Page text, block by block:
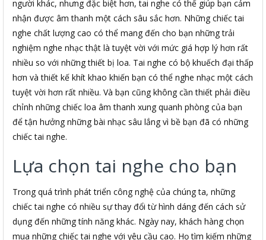
người khác, nhưng đặc biệt hơn, tai nghe có thể giúp bạn cảm
nhận được âm thanh một cách sâu sắc hơn. Những chiếc tai
nghe chất lượng cao có thể mang đến cho bạn những trải
nghiệm nghe nhạc thật là tuyệt vời với mức giá hợp lý hơn rất
nhiều so với những thiết bị loa. Tai nghe có bộ khuếch đại thấp
hơn và thiết kế khít khao khiến bạn có thể nghe nhạc một cách
tuyệt vời hơn rất nhiều. Và bạn cũng không cần thiết phải điều
chỉnh những chiếc loa âm thanh xung quanh phòng của bạn
để tận hưởng những bài nhạc sâu lắng vì bề bạn đã có những
chiếc tai nghe.
Lựa chọn tai nghe cho bạn
Trong quá trình phát triển công nghệ của chúng ta, những
chiếc tai nghe có nhiều sự thay đổi từ hình dáng đến cách sử
dụng đến những tính năng khác. Ngày nay, khách hàng chọn
mua những chiếc tai nghe với yêu cầu cao. Họ tìm kiếm những